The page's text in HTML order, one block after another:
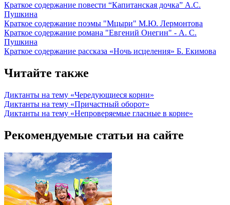
Краткое содержание повести “Капитанская дочка” А.С.
Пушкина
Краткое содержание поэмы "Мцыри" М.Ю. Лермонтова
Краткое содержание романа "Евгений Онегин" - А. С.
Пушкина
Краткое содержание рассказа «Ночь исцеления» Б. Екимова
Читайте также
Диктанты на тему «Чередующиеся корни»
Диктанты на тему «Причастный оборот»
Диктанты на тему «Непроверяемые гласные в корне»
Рекомендуемые статьи на сайте